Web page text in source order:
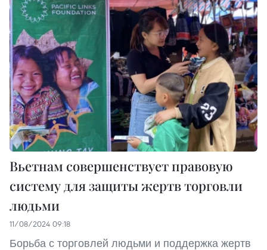
Вьетнам совершенствует правовую
систему для защиты жертв торговли
людьми
11/08/2024 09:18
Борьба с торговлей людьми и поддержка жертв